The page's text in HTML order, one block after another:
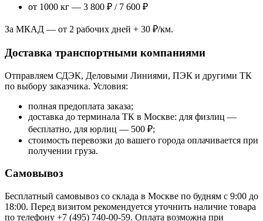
от 1000 кг — 3 800 ₽ / 7 600 ₽
За МКАД — от 2 рабочих дней + 30 ₽/км.
Доставка транспортными компаниями
Отправляем СДЭК, Деловыми Линиями, ПЭК и другими ТК
по выбору заказчика. Условия:
полная предоплата заказа;
доставка до терминала ТК в Москве: для физлиц —
бесплатно, для юрлиц — 500 ₽;
стоимость перевозки до вашего города оплачивается при
получении груза.
Самовывоз
Бесплатный самовывоз со склада в Москве по будням с 9:00 до
18:00. Перед визитом рекомендуется уточнить наличие товара
по телефону +7 (495) 740-00-59. Оплата возможна при